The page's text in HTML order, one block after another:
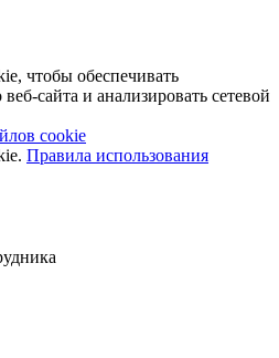
чтобы обеспечивать
сайта и анализировать сетевой
cookie
Правила использования